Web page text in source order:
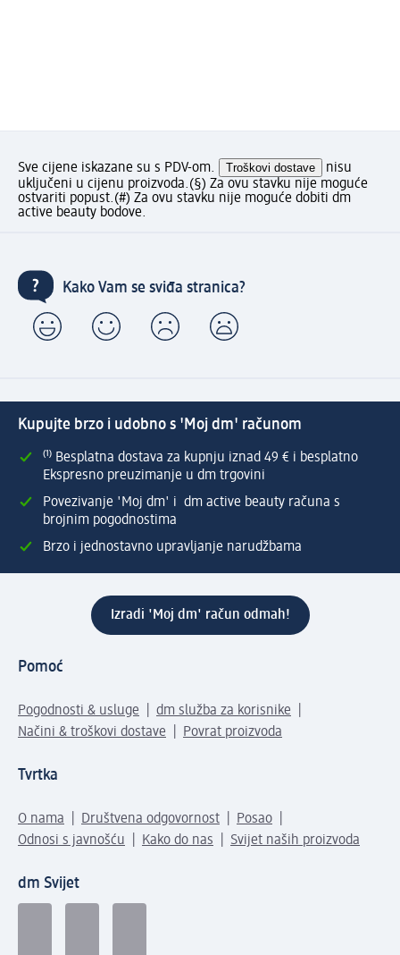
Sve cijene iskazane su s PDV-om. Troškovi dostave
nisu
uključeni u cijenu proizvoda.(§) Za ovu stavku nije moguće
ostvariti popust.(#) Za ovu stavku nije moguće dobiti dm
active beauty bodove.
Kako Vam se sviđa stranica?
Kupujte brzo i udobno s 'Moj dm' računom
⁽¹⁾ Besplatna dostava za kupnju iznad 49 € i besplatno
Ekspresno preuzimanje u dm trgovini
Povezivanje 'Moj dm' i dm active beauty računa s
brojnim pogodnostima
Brzo i jednostavno upravljanje narudžbama
Izradi 'Moj dm' račun odmah!
Pomoć
Pogodnosti & usluge
dm služba za korisnike
Načini & troškovi dostave
Povrat proizvoda
Tvrtka
O nama Društvena odgovornost
Posao
Odnosi s javnošću
Kako do nas Svijet naših proizvoda
dm Svijet